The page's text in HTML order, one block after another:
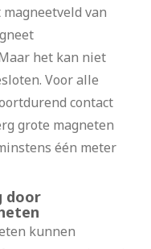
van
het kan niet
Voor alle
contact
grote magneten
één meter
door
kunnen